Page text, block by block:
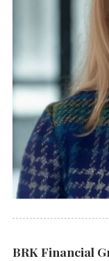
BRK Financial